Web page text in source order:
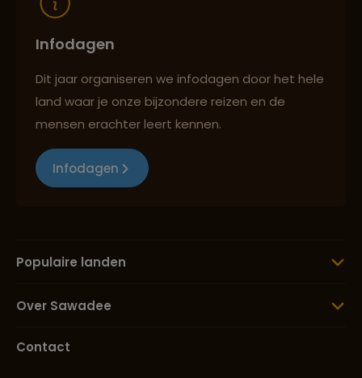
Infodagen
Dit jaar organiseren we infodagen door het hele
land waar je onze bijzondere reizen en de
mensen erachter leert kennen.
Infodagen
Populaire landen
Over Sawadee
Contact